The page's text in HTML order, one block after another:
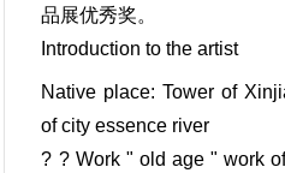
品展优秀奖。
Introduction to the artist
Native place: Tower of
of city essence river
? ? Work " old age " work